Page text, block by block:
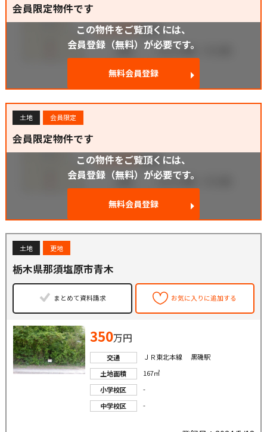
会員限定物件です
この物件をご覧頂くには、
会員登録（無料）が必要です。
無料会員登録
土地 会員限定
会員限定物件です
この物件をご覧頂くには、
会員登録（無料）が必要です。
無料会員登録
土地 更地
栃木県那須塩原市青木
まとめて資料請求 お気に入りに追加する
350万円
交通
ＪＲ東北本線 黒磯駅
土地面積
167㎡
小学校区
-
中学校区
-